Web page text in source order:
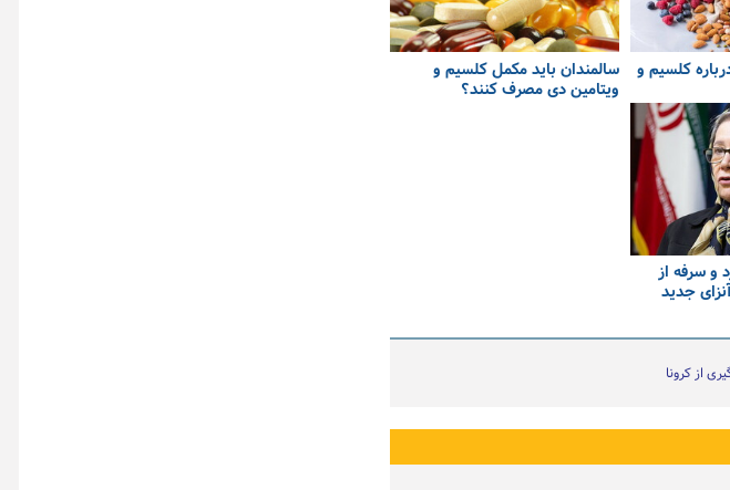
کلسیم و سالمندان باید مکمل کلسیم و
ویتامین دی مصرف کنند؟
و سرفه از
جدید
از کرونا